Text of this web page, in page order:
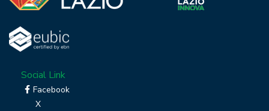
Social Link
Facebook
X